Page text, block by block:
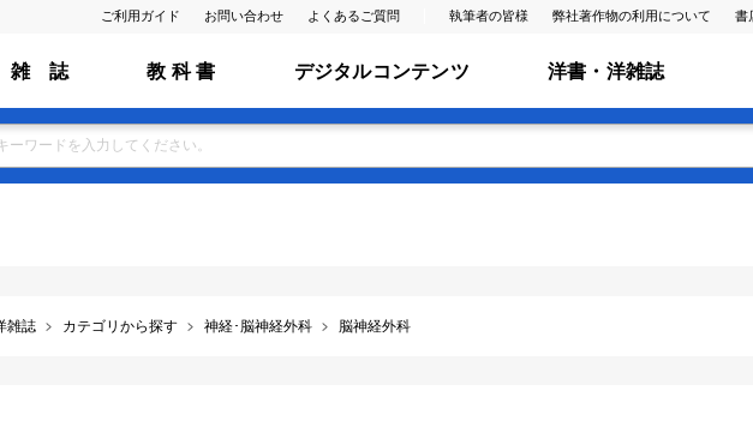
ご利用ガイド お問い合わせ よくあるご質問 執筆者の皆様 弊社著作物の利用について 書
雑 誌 教 科 書 デジタルコンテンツ 洋書・洋雑誌
雑誌 カテゴリから探す 神経･脳神経外科 脳神経外科